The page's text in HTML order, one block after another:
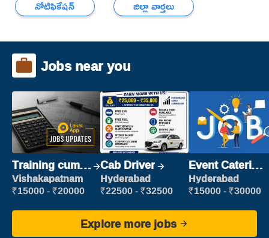
నోటిఫికేషన్ జిల్లా వార్తలు
Jobs near you
Training cum
Placement
Vishakapatnam
₹15000 - ₹20000
Cab Driver
Hyderabad
₹22500 - ₹32500
Event Catering
Staff
Hyderabad
₹15000 - ₹30000
Explore more jobs